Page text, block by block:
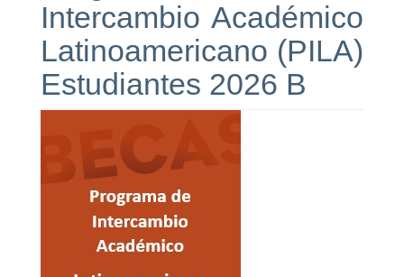
Intercambio Académico
Latinoamericano (PILA)
Estudiantes 2026 B